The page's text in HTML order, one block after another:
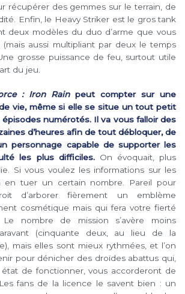
récupérer des gemmes sur le terrain, de
Enfin, le Heavy Striker est le gros tank
deux modèles du duo d’arme que vous
aussi multipliant par deux le temps
grosse puissance de feu, surtout utile
du jeu.
: Iron Rainpeut compter sur une
vie, même si elle se situe un tout petit
numérotés. Il va vous falloir des
d’heures afin de tout débloquer, de
personnage capable de supporter les
les plus difficiles.On évoquait, plus
Si vous voulez les informations sur les
en tuer un certain nombre. Pareil pour
d’arborer fièrement un emblème
cosmétique mais qui fera votre fierté
nombre de mission s’avère moins
(cinquante deux, au lieu de la
mais elles sont mieux rythmées, et l’on
pour dénicher des droïdes abattus qui,
de fonctionner, vous accorderont de
fans de la licence le savent bien : un